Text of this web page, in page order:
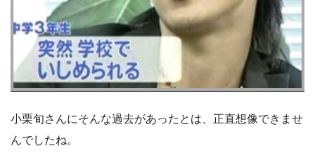
小栗旬さんにそんな過去があったとは、正直想像できませ
んでしたね。